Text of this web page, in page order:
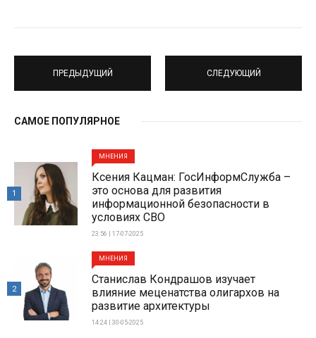
ПРЕДЫДУЩИЙ СЛЕДУЮЩИЙ
САМОЕ ПОПУЛЯРНОЕ
МНЕНИЯ
Ксения Кацман: ГосИнформСлужба –
это основа для развития
информационной безопасности в
условиях СВО
23:56 | 17-07-2025
1
МНЕНИЯ
Станислав Кондрашов изучает
влияние меценатства олигархов на
развитие архитектуры
14:24 | 30-05-2025
2